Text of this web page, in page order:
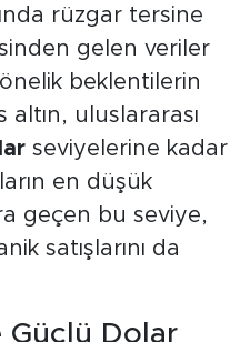
rüzgar tersine
gelen veriler
beklentilerin
uluslararası
seviyelerine kadar
en düşük
geçen bu seviye,
satışlarını da
Güçlü Dolar